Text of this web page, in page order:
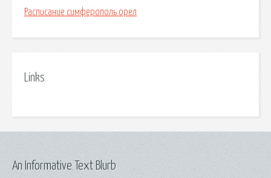
Расписание симферополь орел
Links
An Informative Text Blurb